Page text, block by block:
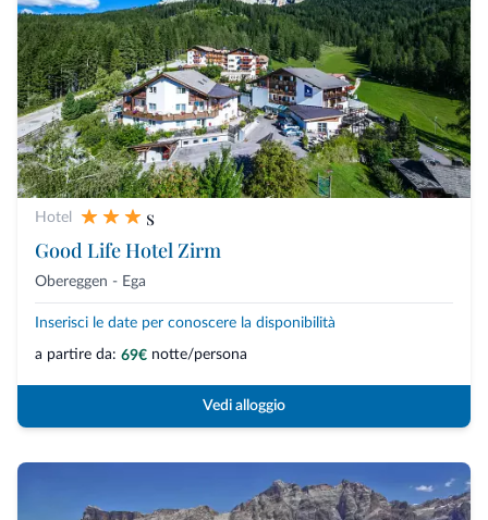
Hotel
s
Good Life Hotel Zirm
Obereggen - Ega
Inserisci le date per conoscere la disponibilità
a partire da: 69€ notte/persona
Vedi alloggio